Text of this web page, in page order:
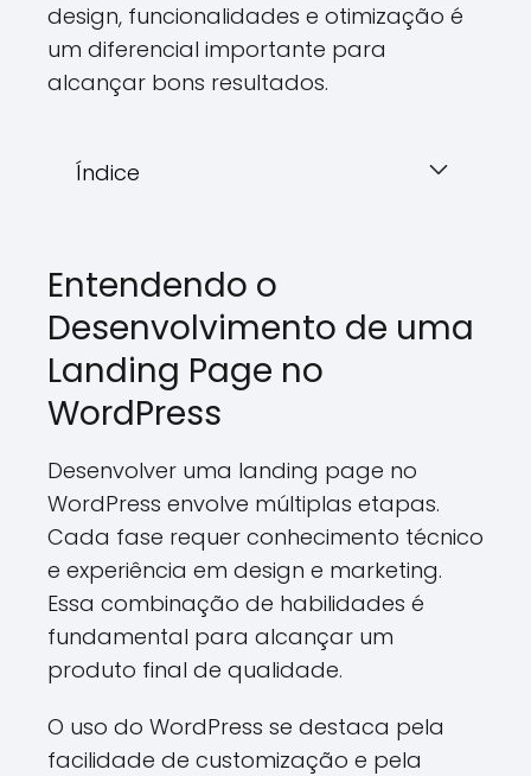
design, funcionalidades e otimização é
um diferencial importante para
alcançar bons resultados.
Índice
Entendendo o
Desenvolvimento de uma
Landing Page no
WordPress
Desenvolver uma landing page no
WordPress envolve múltiplas etapas.
Cada fase requer conhecimento técnico
e experiência em design e marketing.
Essa combinação de habilidades é
fundamental para alcançar um
produto final de qualidade.
O uso do WordPress se destaca pela
facilidade de customização e pela